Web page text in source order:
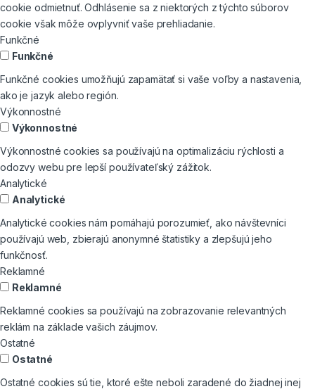
cookie odmietnuť. Odhlásenie sa z niektorých z týchto súborov
cookie však môže ovplyvniť vaše prehliadanie.
Funkčné
Funkčné
Funkčné cookies umožňujú zapamätať si vaše voľby a nastavenia,
ako je jazyk alebo región.
Výkonnostné
Výkonnostné
Výkonnostné cookies sa používajú na optimalizáciu rýchlosti a
odozvy webu pre lepší používateľský zážitok.
Analytické
Analytické
Analytické cookies nám pomáhajú porozumieť, ako návštevníci
používajú web, zbierajú anonymné štatistiky a zlepšujú jeho
funkčnosť.
Reklamné
Reklamné
Reklamné cookies sa používajú na zobrazovanie relevantných
reklám na základe vašich záujmov.
Ostatné
Ostatné
Ostatné cookies sú tie, ktoré ešte neboli zaradené do žiadnej inej